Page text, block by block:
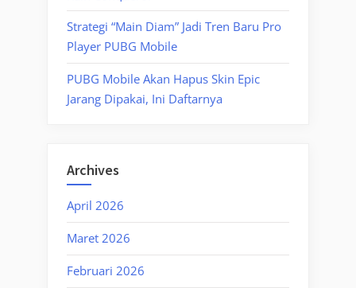
Strategi “Main Diam” Jadi Tren Baru Pro
Player PUBG Mobile
PUBG Mobile Akan Hapus Skin Epic
Jarang Dipakai, Ini Daftarnya
Archives
April 2026
Maret 2026
Februari 2026